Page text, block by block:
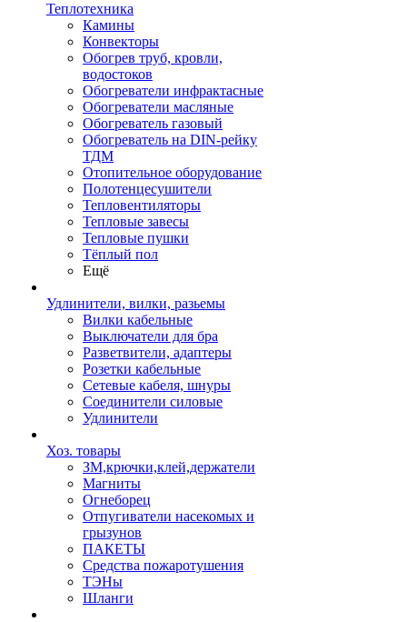
Теплотехника
Камины
Конвекторы
Обогрев труб, кровли,
водостоков
Обогреватели инфрактасные
Обогреватели масляные
Обогреватель газовый
Обогреватель на DIN-рейку
ТДМ
Отопительное оборудование
Полотенцесушители
Тепловентиляторы
Тепловые завесы
Тепловые пушки
Тёплый пол
Ещё
Удлинители, вилки, разьемы
Вилки кабельные
Выключатели для бра
Разветвители, адаптеры
Розетки кабельные
Сетевые кабеля, шнуры
Соединители силовые
Удлинители
Хоз. товары
ЗМ,крючки,клей,держатели
Магниты
Огнеборец
Отпугиватели насекомых и
грызунов
ПАКЕТЫ
Средства пожаротушения
ТЭНы
Шланги